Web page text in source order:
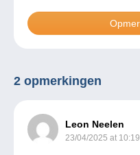
2 opmerkingen
Leon Neelen
23/04/2025 at 10:19